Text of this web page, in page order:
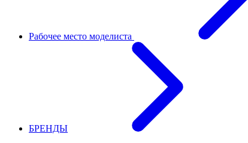
Рабочее место моделиста
БРЕНДЫ